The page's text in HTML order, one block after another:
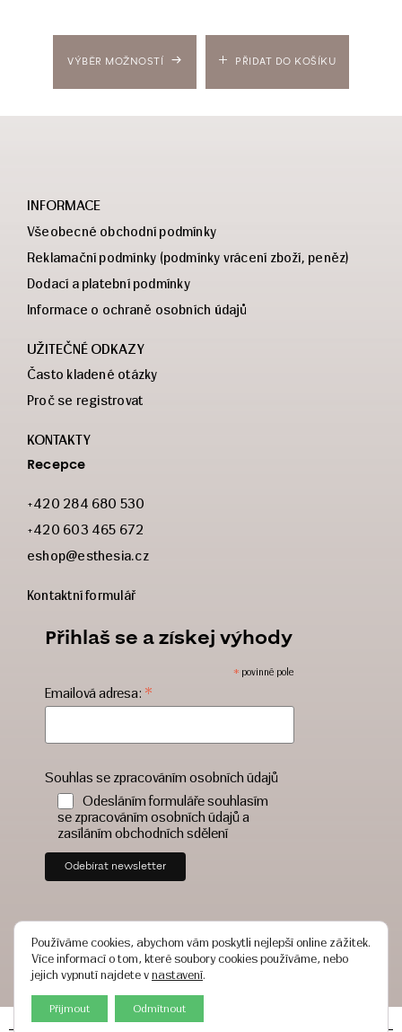
VÝBĚR MOŽNOSTÍ PŘIDAT DO KOŠÍKU
INFORMACE
Všeobecné obchodní podmínky
Reklamační podmínky (podmínky vrácení zboží, peněz)
Dodací a platební podmínky
Informace o ochraně osobních údajů
UŽITEČNÉ ODKAZY
Často kladené otázky
Proč se registrovat
KONTAKTY
Recepce
+420 284 680 530
+420 603 465 672
eshop@esthesia.cz
Kontaktní formulář
Přihlaš se a získej výhody
* povinné pole
Emailová adresa: *
Souhlas se zpracováním osobních údajů
Odesláním formuláře souhlasím
se zpracováním osobních údajů a
zasíláním obchodních sdělení
Používáme cookies, abychom vám poskytli nejlepší online zážitek.
Více informací o tom, které soubory cookies používáme, nebo
jejich vypnutí najdete vnastavení.
Přijmout Odmítnout